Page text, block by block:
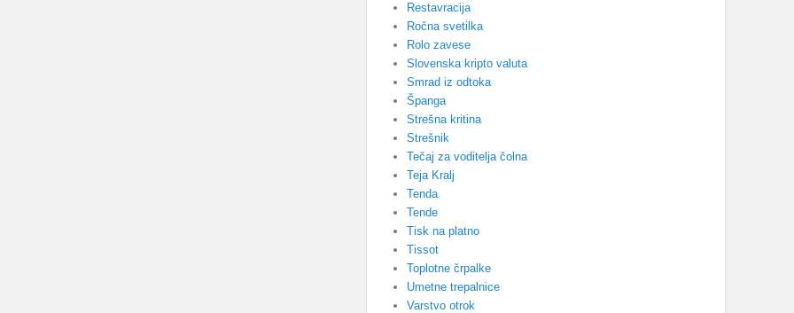
Restavracija
Ročna svetilka
Rolo zavese
Slovenska kripto valuta
Smrad iz odtoka
Španga
Strešna kritina
Strešnik
Tečaj za voditelja čolna
Teja Kralj
Tenda
Tende
Tisk na platno
Tissot
Toplotne črpalke
Umetne trepalnice
Varstvo otrok